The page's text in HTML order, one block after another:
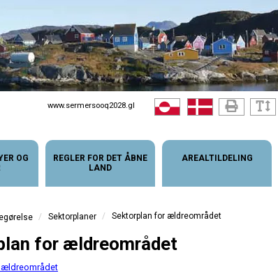
www.sermersooq2028.gl
OG
REGLER FOR DET ÅBNE
LAND
AREALTILDELING
/ Sektorplaner / Sektorplan for ældreområdet
for ældreområdet
ældreområdet